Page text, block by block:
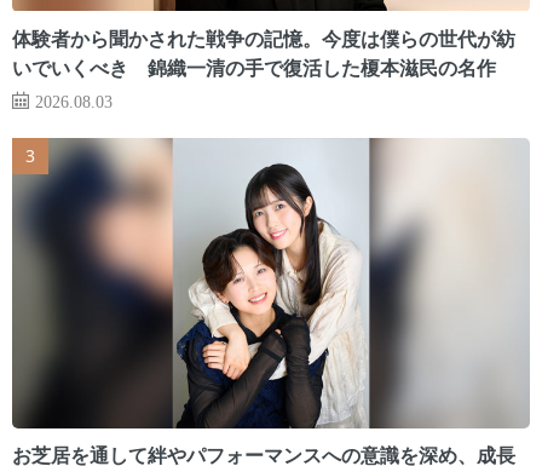
体験者から聞かされた戦争の記憶。今度は僕らの世代が紡
いでいくべき 錦織一清の手で復活した榎本滋民の名作
2026.08.03
お芝居を通して絆やパフォーマンスへの意識を深め、成長